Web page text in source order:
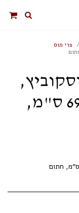
פרי מוס
שמן על בד, 49 על 69 ס"מ,